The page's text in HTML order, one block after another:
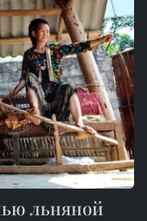
льняной